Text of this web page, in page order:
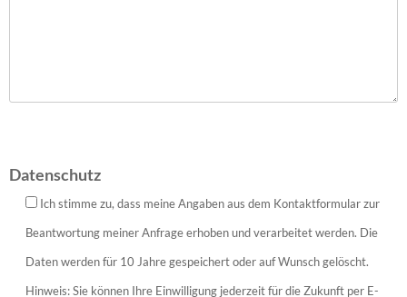
Datenschutz
Ich stimme zu, dass meine Angaben aus dem Kontaktformular zur
Beantwortung meiner Anfrage erhoben und verarbeitet werden. Die
Daten werden für 10 Jahre gespeichert oder auf Wunsch gelöscht.
Hinweis: Sie können Ihre Einwilligung jederzeit für die Zukunft per E-